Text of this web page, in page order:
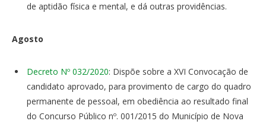
de aptidão física e mental, e dá outras providências.
Agosto
Decreto Nº 032/2020: Dispõe sobre a XVI Convocação de
candidato aprovado, para provimento de cargo do quadro
permanente de pessoal, em obediência ao resultado final
do Concurso Público nº. 001/2015 do Município de Nova